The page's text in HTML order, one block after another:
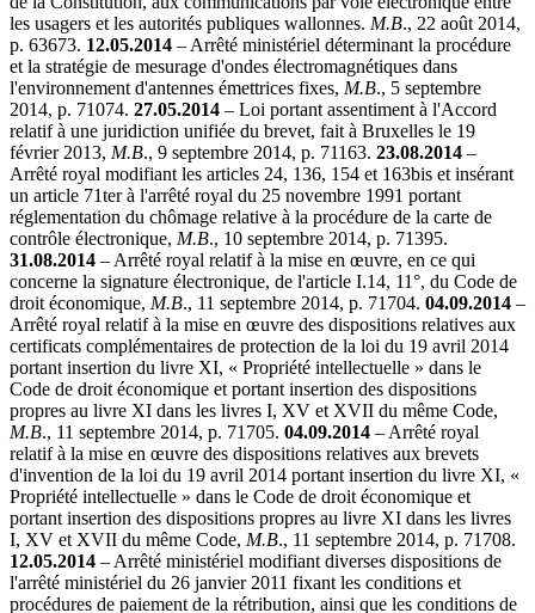
les usagers et les autorités publiques wallonnes. M.B., 22 août 2014,
p. 63673. 12.05.2014 – Arrêté ministériel déterminant la procédure
et la stratégie de mesurage d'ondes électromagnétiques dans
l'environnement d'antennes émettrices fixes, M.B., 5 septembre
2014, p. 71074. 27.05.2014 – Loi portant assentiment à l'Accord
relatif à une juridiction unifiée du brevet, fait à Bruxelles le 19
février 2013, M.B., 9 septembre 2014, p. 71163. 23.08.2014 –
Arrêté royal modifiant les articles 24, 136, 154 et 163bis et insérant
un article 71ter à l'arrêté royal du 25 novembre 1991 portant
réglementation du chômage relative à la procédure de la carte de
contrôle électronique, M.B., 10 septembre 2014, p. 71395.
31.08.2014 – Arrêté royal relatif à la mise en œuvre, en ce qui
concerne la signature électronique, de l'article I.14, 11°, du Code de
droit économique, M.B., 11 septembre 2014, p. 71704. 04.09.2014 –
Arrêté royal relatif à la mise en œuvre des dispositions relatives aux
certificats complémentaires de protection de la loi du 19 avril 2014
portant insertion du livre XI, « Propriété intellectuelle » dans le
Code de droit économique et portant insertion des dispositions
propres au livre XI dans les livres I, XV et XVII du même Code,
M.B., 11 septembre 2014, p. 71705. 04.09.2014 – Arrêté royal
relatif à la mise en œuvre des dispositions relatives aux brevets
d'invention de la loi du 19 avril 2014 portant insertion du livre XI, «
Propriété intellectuelle » dans le Code de droit économique et
portant insertion des dispositions propres au livre XI dans les livres
I, XV et XVII du même Code, M.B., 11 septembre 2014, p. 71708.
12.05.2014 – Arrêté ministériel modifiant diverses dispositions de
l'arrêté ministériel du 26 janvier 2011 fixant les conditions et
procédures de paiement de la rétribution, ainsi que les conditions de